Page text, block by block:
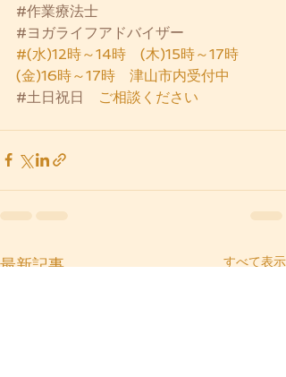
#作業療法士
#ヨガライフアドバイザー
#(水)12時～14時　(木)15時～17時
(金)16時～17時　津山市内受付中
#土日祝日
ご相談ください
最新記事 すべて表示